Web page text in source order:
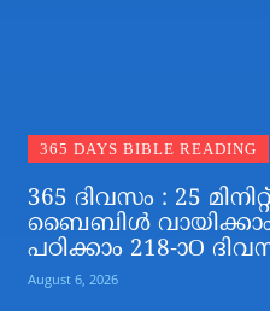
365 DAYS BIBLE READING
365 ദിവസം : 25
ബൈബിൾ വായിക്കാം,
പഠിക്കാം 218-ാO
August 6, 2026